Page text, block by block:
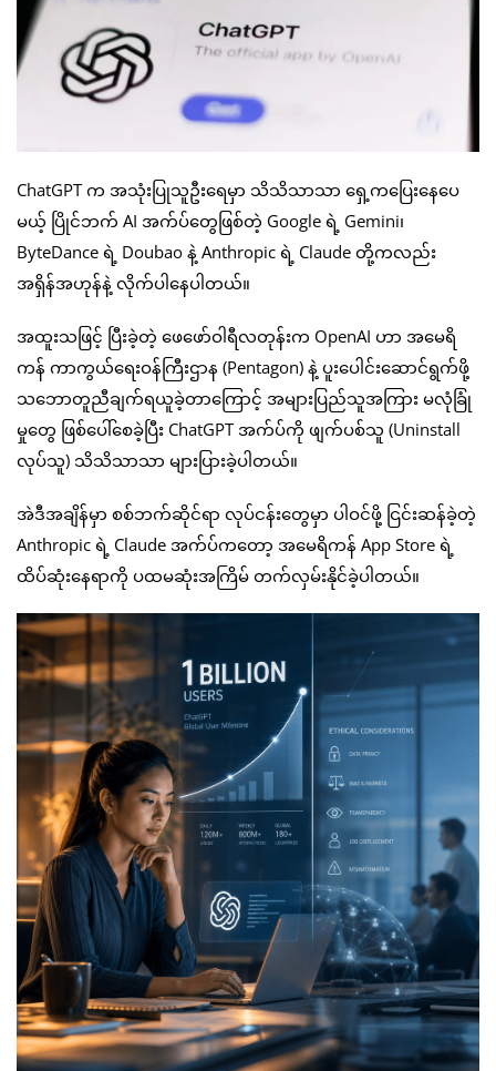
ChatGPT က အသုံးပြုသူဦးရေမှာ သိသိသာသာ ရှေ့ကပြေးနေပေ
မယ့် ပြိုင်ဘက် AI အက်ပ်တွေဖြစ်တဲ့ Google ရဲ့ Gemini၊
ByteDance ရဲ့ Doubao နဲ့ Anthropic ရဲ့ Claude တို့ကလည်း
အရှိန်အဟုန်နဲ့ လိုက်ပါနေပါတယ်။
အထူးသဖြင့် ပြီးခဲ့တဲ့ ဖေဖော်ဝါရီလတုန်းက OpenAI ဟာ အမေရိ
ကန် ကာကွယ်ရေးဝန်ကြီးဌာန (Pentagon) နဲ့ ပူးပေါင်းဆောင်ရွက်ဖို့
သဘောတူညီချက်ရယူခဲ့တာကြောင့် အများပြည်သူအကြား မလုံခြုံ
မှုတွေ ဖြစ်ပေါ်စေခဲ့ပြီး ChatGPT အက်ပ်ကို ဖျက်ပစ်သူ (Uninstall
လုပ်သူ) သိသိသာသာ များပြားခဲ့ပါတယ်။
အဲဒီအချိန်မှာ စစ်ဘက်ဆိုင်ရာ လုပ်ငန်းတွေမှာ ပါဝင်ဖို့ ငြင်းဆန်ခဲ့တဲ့
Anthropic ရဲ့ Claude အက်ပ်ကတော့ အမေရိကန် App Store ရဲ့
ထိပ်ဆုံးနေရာကို ပထမဆုံးအကြိမ် တက်လှမ်းနိုင်ခဲ့ပါတယ်။